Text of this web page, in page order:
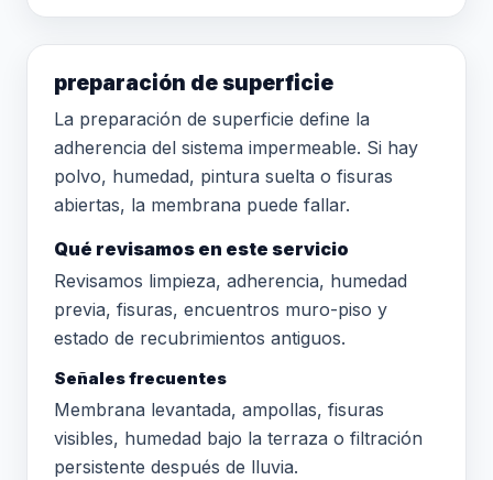
preparación de superficie
La preparación de superficie define la
adherencia del sistema impermeable. Si hay
polvo, humedad, pintura suelta o fisuras
abiertas, la membrana puede fallar.
Qué revisamos en este servicio
Revisamos limpieza, adherencia, humedad
previa, fisuras, encuentros muro-piso y
estado de recubrimientos antiguos.
Señales frecuentes
Membrana levantada, ampollas, fisuras
visibles, humedad bajo la terraza o filtración
persistente después de lluvia.